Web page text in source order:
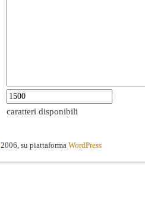
caratteri disponibili
2006, su piattaforma WordPress